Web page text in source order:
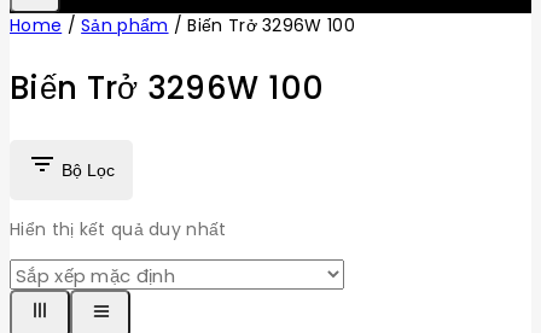
Home / Sản phẩm / Biến Trở 3296W 100
Biến Trở 3296W 100
Bộ Lọc
Hiển thị kết quả duy nhất